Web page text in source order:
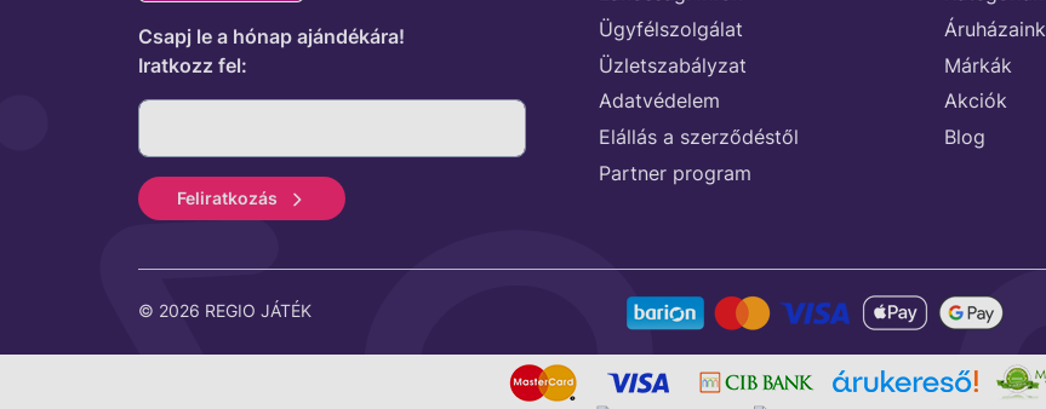
Csapj le a hónap ajándékára!
Iratkozz fel:
Feliratkozás
Ügyfélszolgálat
Üzletszabályzat
Adatvédelem
Elállás a szerződéstől
Partner program
Áruházaink
Márkák
Akciók
Blog
© 2026 REGIO JÁTÉK